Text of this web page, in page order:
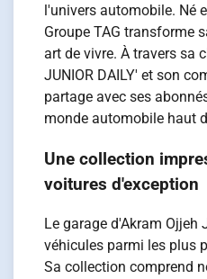
l'univers automobile. Né
Groupe TAG transforme
art de vivre. À travers sa
JUNIOR DAILY' et son
partage avec ses
monde automobile haut
Une collection
voitures d'exception
Le garage d'Akram Ojjeh
véhicules parmi les plus
Sa collection comprend